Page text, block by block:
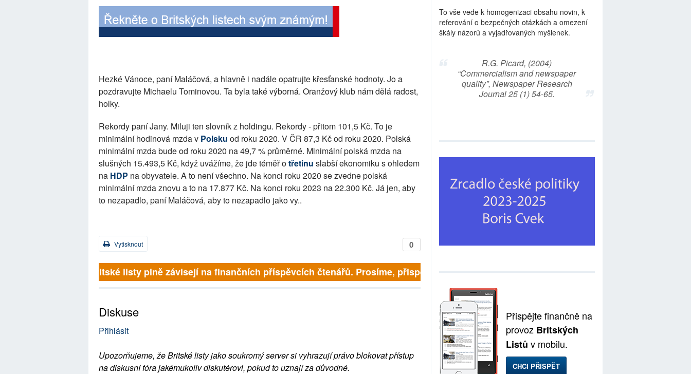
Hezké Vánoce, paní Maláčová, a hlavně i nadále opatrujte křesťanské hodnoty. Jo a
pozdravujte Michaelu Tominovou. Ta byla také výborná. Oranžový klub nám dělá radost,
holky.
Rekordy paní Jany. Miluji ten slovník z holdingu. Rekordy - přitom 101,5 Kč. To je
minimální hodinová mzda v Polsku od roku 2020. V ČR 87,3 Kč od roku 2020. Polská
minimální mzda bude od roku 2020 na 49,7 % průměrné. Minimální polská mzda na
slušných 15.493,5 Kč, když uvážíme, že jde téměř otřetinu slabší ekonomiku s ohledem
na HDP na obyvatele. A to není všechno. Na konci roku 2020 se zvedne polská
minimální mzda znovu a to na 17.877 Kč. Na konci roku 2023 na 22.300 Kč. Já jen, aby
to nezapadlo, paní Maláčová, aby to nezapadlo jako vy..
0
Vytisknout
Britské listy plně závisejí na finančních příspěvcích čtenářů. Prosíme, přispějte. ➥
Diskuse
Přihlásit
Upozorňujeme, že Britské listy jako soukromý server si vyhrazují právo blokovat přístup
na diskusní fóra jakémukoliv diskutérovi, pokud to uznají za důvodné.
To vše vede k homogenizaci obsahu novin, k
referování o bezpečných otázkách a omezení
škály názorů a vyjadřovaných myšlenek.
R.G. Picard, (2004)
“Commercialism and newspaper
quality”, Newspaper Research
Journal 25 (1) 54-65.
Přispějte finančně na
provoz Britských
Listů v mobilu.
CHCI PŘISPĚT